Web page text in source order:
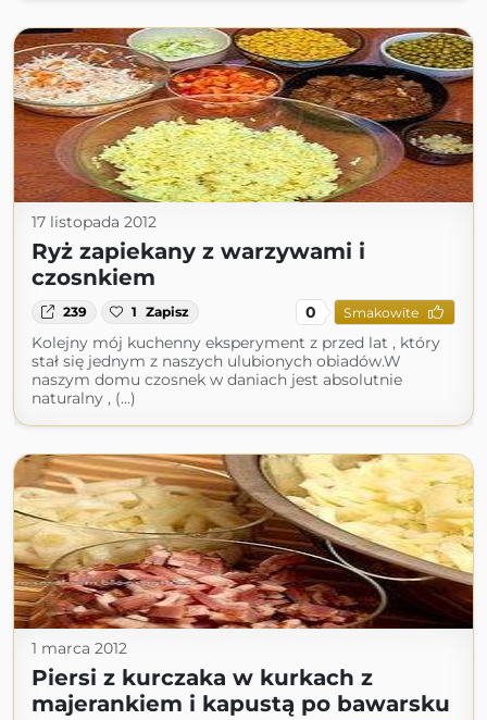
17 listopada 2012
Ryż zapiekany z warzywami i
czosnkiem
239 1 Zapisz 0 Smakowite
Kolejny mój kuchenny eksperyment z przed lat , który
stał się jednym z naszych ulubionych obiadów.W
naszym domu czosnek w daniach jest absolutnie
naturalny , (...)
1 marca 2012
Piersi z kurczaka w kurkach z
majerankiem i kapustą po bawarsku